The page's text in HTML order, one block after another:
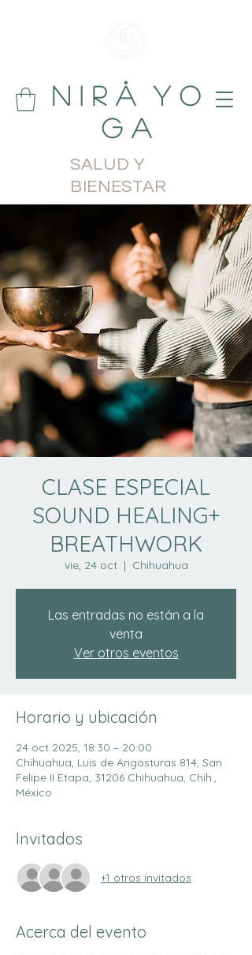
N i r å Y o
g a
SALUD Y
BIENESTAR
CLASE ESPECIAL
SOUND HEALING+
BREATHWORK
vie, 24 oct
  |
Chihuahua
Las entradas no están a la
venta
Ver otros eventos
Horario y ubicación
24 oct 2025, 18:30 – 20:00
Chihuahua, Luis de Angosturas 814, San
Felipe II Etapa, 31206 Chihuahua, Chih.,
México
Invitados
+1 otros invitados
Acerca del evento